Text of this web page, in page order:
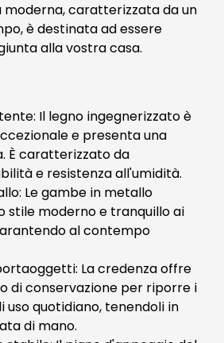
moderna, caratterizzata da un
è destinata ad essere
alla vostra casa.
Il legno ingegnerizzato è
e presenta una
È caratterizzato da
e resistenza all'umidità.
Le gambe in metallo
stile moderno e tranquillo ai
al contempo
La credenza offre
di conservazione per riporre i
quotidiano, tenendoli in
di mano.